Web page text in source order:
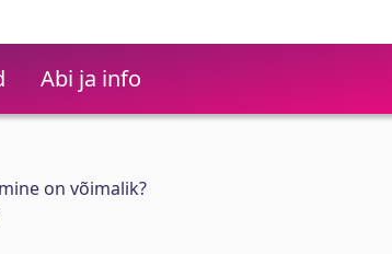
Abi ja info
on võimalik?